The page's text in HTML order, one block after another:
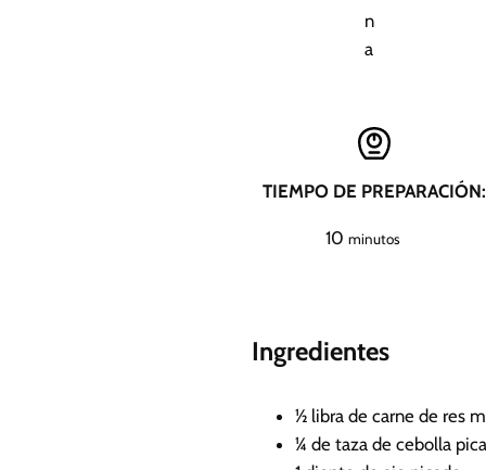
n
a
TIEMPO DE PREPARACIÓN:
10 m
t
minutos
Ingredientes
½ libra de carne de res
¼ de taza de cebolla